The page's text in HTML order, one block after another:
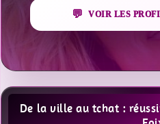
VOIR LES
De la ville au tchat :